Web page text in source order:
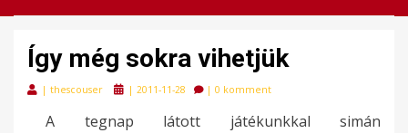
Így még sokra vihetjük
| thescouser
Posted
| 2011-11-28 | 0 komment
A tegnap látott játékunkkal simán